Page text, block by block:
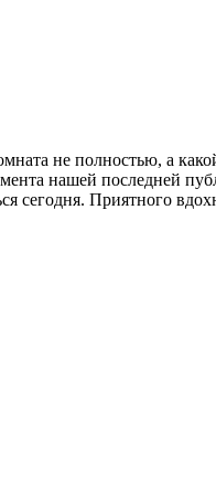
не полностью, а
нашей последней
сегодня. Приятного